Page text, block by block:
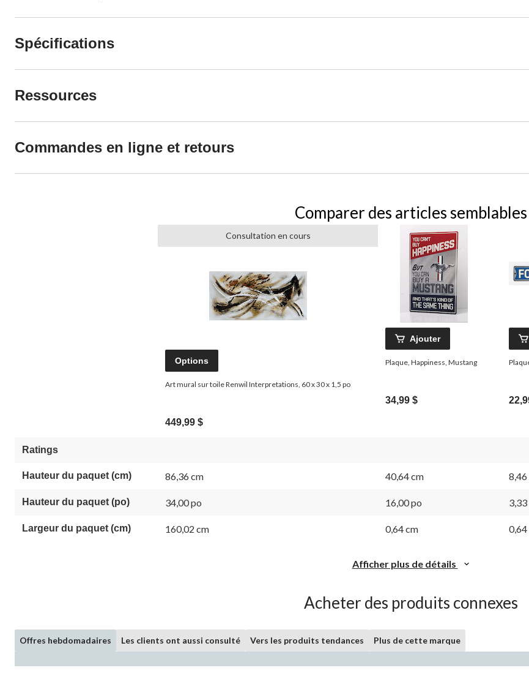
Spécifications
Ressources
Commandes en ligne et retours
Comparer des articles semblables
Consultation en cours
Options
Art mural sur toile Renwil Interpretations, 60 x 30 x 1,5 po
449,99 $
Ajouter
Plaque, Happiness, Mustang
34,99 $
Ratings
Hauteur du paquet (cm) 86,36 cm 40,64 cm 8,46
Hauteur du paquet (po) 34,00 po 16,00 po 3,33
Largeur du paquet (cm) 160,02 cm 0,64 cm 0,64
Afficher plus de détails
Acheter des produits connexes
Offres hebdomadaires Les clients ont aussi consulté Vers les produits tendances Plus de cette marque